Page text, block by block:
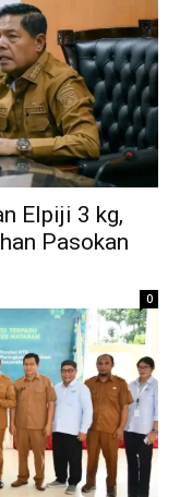
Elpiji 3 kg,
Pasokan
0